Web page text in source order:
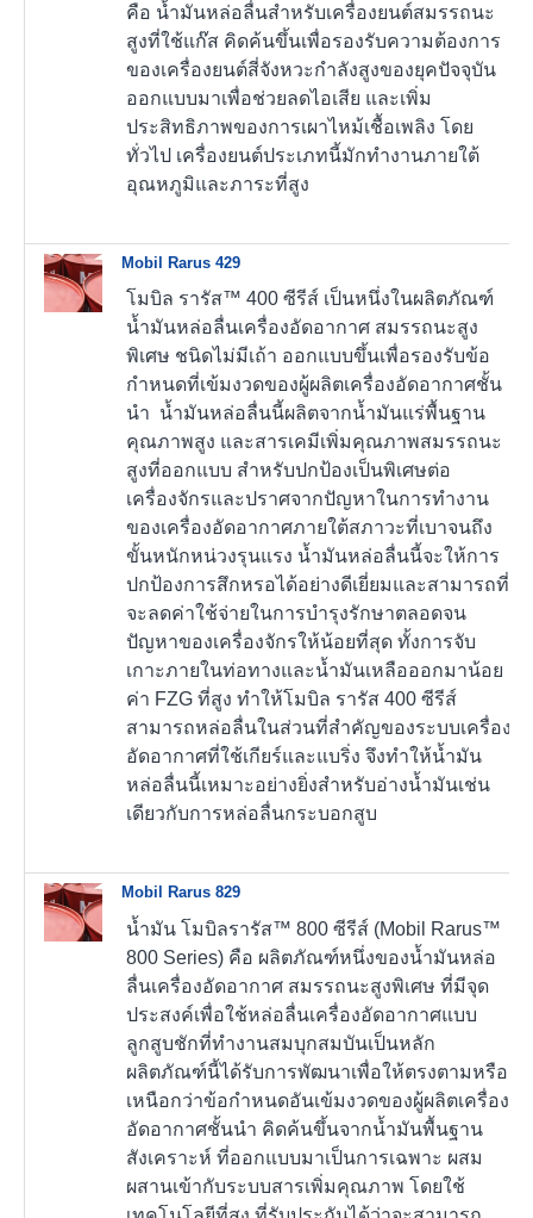
คือ น้ำมันหล่อลื่นสำหรับเครื่องยนต์สมรรถนะ
สูงที่ใช้แก๊ส คิดค้นขึ้นเพื่อรองรับความต้องการ
ของเครื่องยนต์สี่จังหวะกำลังสูงของยุคปัจจุบัน
ออกแบบมาเพื่อช่วยลดไอเสีย และเพิ่ม
ประสิทธิภาพของการเผาไหม้เชื้อเพลิง โดย
ทั่วไป เครื่องยนต์ประเภทนี้มักทำงานภายใต้
อุณหภูมิและภาระที่สูง
Mobil Rarus 429
โมบิล รารัส™ 400 ซีรีส์ เป็นหนึ่งในผลิตภัณฑ์
น้ำมันหล่อลื่นเครื่องอัดอากาศ สมรรถนะสูง
พิเศษ ชนิดไม่มีเถ้า ออกแบบขึ้นเพื่อรองรับข้อ
กำหนดที่เข้มงวดของผู้ผลิตเครื่องอัดอากาศชั้น
นำ น้ำมันหล่อลื่นนี้ผลิตจากน้ำมันแร่พื้นฐาน
คุณภาพสูง และสารเคมีเพิ่มคุณภาพสมรรถนะ
สูงที่ออกแบบ สำหรับปกป้องเป็นพิเศษต่อ
เครื่องจักรและปราศจากปัญหาในการทำงาน
ของเครื่องอัดอากาศภายใต้สภาวะที่เบาจนถึง
ขั้นหนักหน่วงรุนแรง น้ำมันหล่อลื่นนี้จะให้การ
ปกป้องการสึกหรอได้อย่างดีเยี่ยมและสามารถที่
จะลดค่าใช้จ่ายในการบำรุงรักษาตลอดจน
ปัญหาของเครื่องจักรให้น้อยที่สุด ทั้งการจับ
เกาะภายในท่อทางและน้ำมันเหลือออกมาน้อย
ค่า FZG ที่สูง ทำให้โมบิล รารัส 400 ซีรีส์
สามารถหล่อลื่นในส่วนที่สำคัญของระบบเครื่อง
อัดอากาศที่ใช้เกียร์และแบริ่ง จึงทำให้น้ำมัน
หล่อลื่นนี้เหมาะอย่างยิ่งสำหรับอ่างน้ำมันเช่น
เดียวกับการหล่อลื่นกระบอกสูบ
Mobil Rarus 829
น้ำมัน โมบิลรารัส™ 800 ซีรีส์ (Mobil Rarus™
800 Series) คือ ผลิตภัณฑ์หนึ่งของน้ำมันหล่อ
ลื่นเครื่องอัดอากาศ สมรรถนะสูงพิเศษ ที่มีจุด
ประสงค์เพื่อใช้หล่อลื่นเครื่องอัดอากาศแบบ
ลูกสูบชักที่ทำงานสมบุกสมบันเป็นหลัก
ผลิตภัณฑ์นี้ได้รับการพัฒนาเพื่อให้ตรงตามหรือ
เหนือกว่าข้อกำหนดอันเข้มงวดของผู้ผลิตเครื่อง
อัดอากาศชั้นนำ คิดค้นขึ้นจากน้ำมันพื้นฐาน
สังเคราะห์ ที่ออกแบบมาเป็นการเฉพาะ ผสม
ผสานเข้ากับระบบสารเพิ่มคุณภาพ โดยใช้